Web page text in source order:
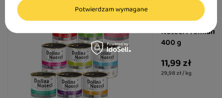
Mokra karma dla
Noteci Premium
400 g
11,99 zł
29,98 zł / kg
Potwierdzam wymagane